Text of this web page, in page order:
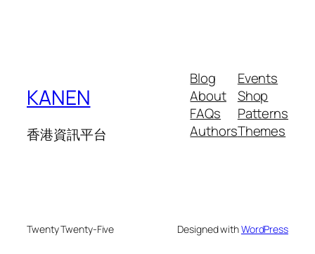
KANEN
香港資訊平台
Blog
About
FAQs
Authors
Events
Shop
Patterns
Themes
Twenty Twenty-Five Designed withWordPress